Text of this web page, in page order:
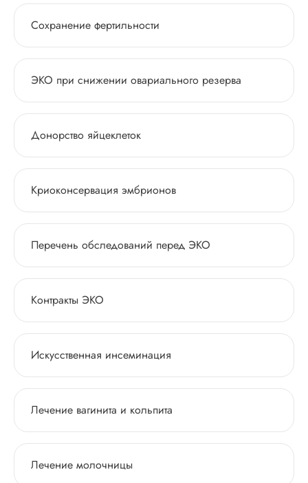
Сохранение фертильности
ЭКО при снижении овариального резерва
Донорство яйцеклеток
Криоконсервация эмбрионов
Перечень обследований перед ЭКО
Контракты ЭКО
Искусственная инсеминация
Лечение вагинита и кольпита
Лечение молочницы